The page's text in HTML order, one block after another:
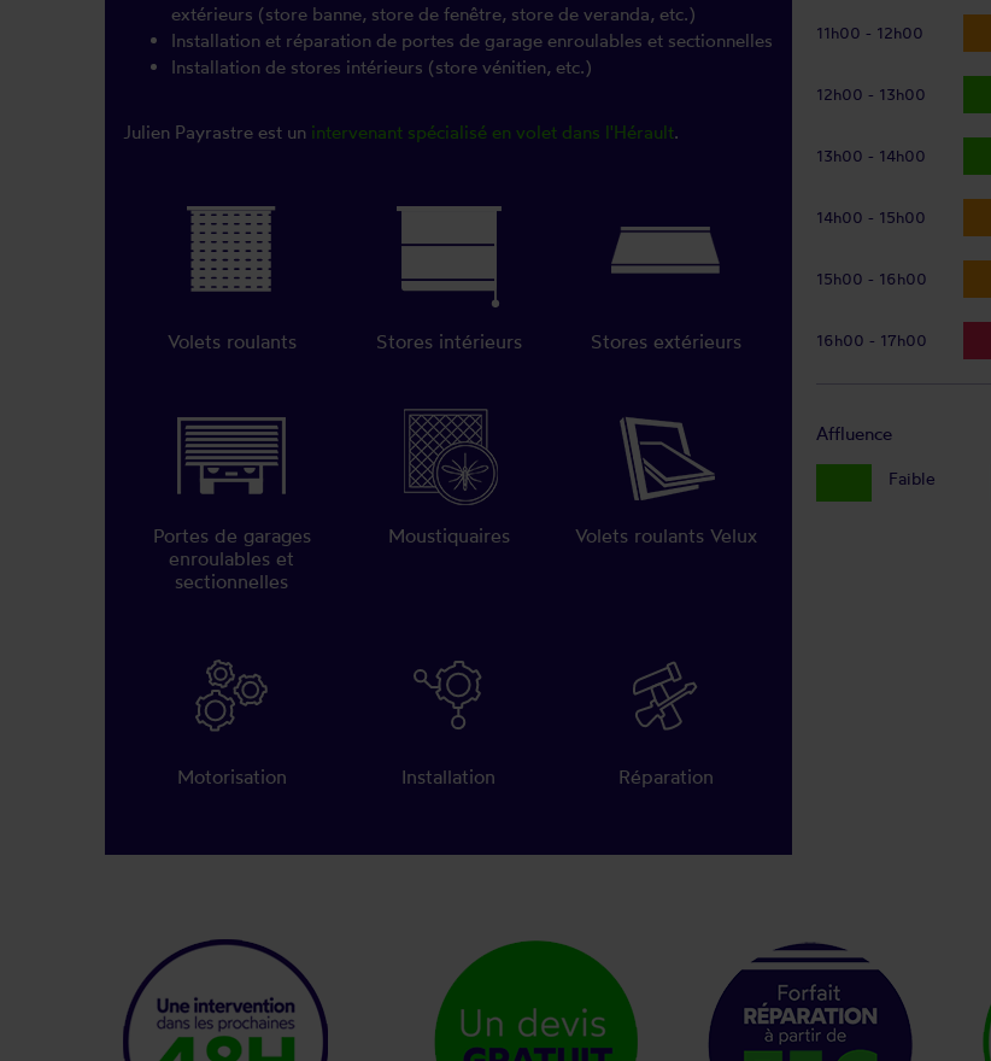
extérieurs (store banne, store de fenêtre, store de veranda, etc.)
Installation et réparation de portes de garage enroulables et sectionnelles
Installation de stores intérieurs (store vénitien, etc.)
Julien Payrastre est un intervenant spécialisé en volet dans l'Hérault.
Volets roulants Stores intérieurs Stores extérieurs
Portes de garages
enroulables et
sectionnelles
Moustiquaires Volets roulants Velux
Motorisation Installation Réparation
11h00 - 12h00
12h00 - 13h00
13h00 - 14h00
14h00 - 15h00
15h00 - 16h00
16h00 - 17h00
Affluence
Faible